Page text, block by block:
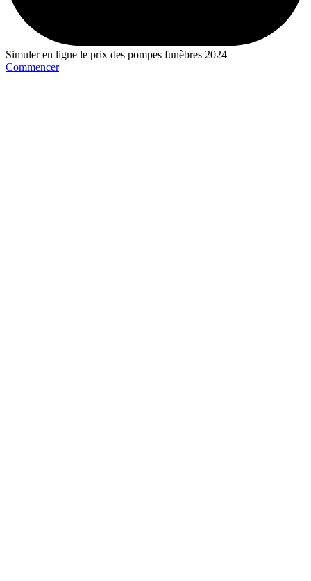
Simuler en ligne le prix des pompes funèbres 2024
Commencer